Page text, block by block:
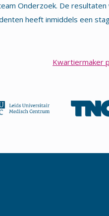
Onderzoek. De
heeft inmiddels een
Kwartiermaker